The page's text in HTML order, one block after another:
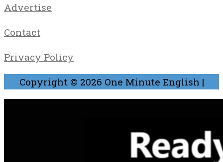
Advertise
Contact
Privacy Policy
Copyright © 2026 One Minute English |